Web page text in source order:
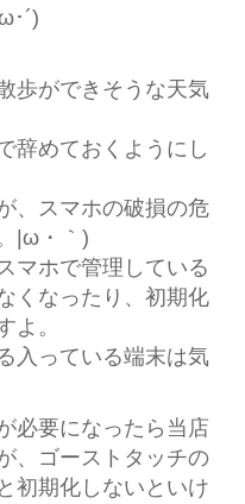
´)ゞ
歩ができそうな天気
辞めておくようにし
、スマホの破損の危
|ω・｀)
マホで管理している
くなったり、初期化
よ。
入っている端末は気
必要になったら当店
、ゴーストタッチの
初期化しないといけ